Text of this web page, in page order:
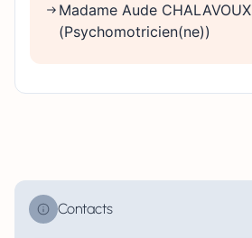
Madame Aude CHALAVOUX
(Psychomotricien(ne))
Contacts